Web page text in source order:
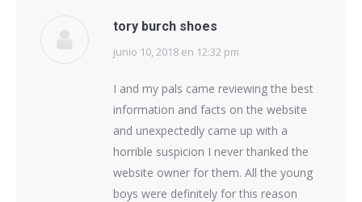
tory burch shoes
dice:
junio 10, 2018 en 12:32 pm
I and my pals came reviewing the best
information and facts on the website
and unexpectedly came up with a
horrible suspicion I never thanked the
website owner for them. All the young
boys were definitely for this reason